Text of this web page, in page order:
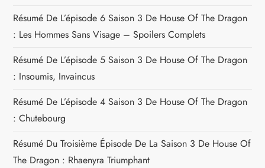
Résumé De L’épisode 6 Saison 3 De House Of The Dragon
: Les Hommes Sans Visage – Spoilers Complets
Résumé De L’épisode 5 Saison 3 De House Of The Dragon
: Insoumis, Invaincus
Résumé De L’épisode 4 Saison 3 De House Of The Dragon
: Chutebourg
Résumé Du Troisième Épisode De La Saison 3 De House Of
The Dragon : Rhaenyra Triumphant